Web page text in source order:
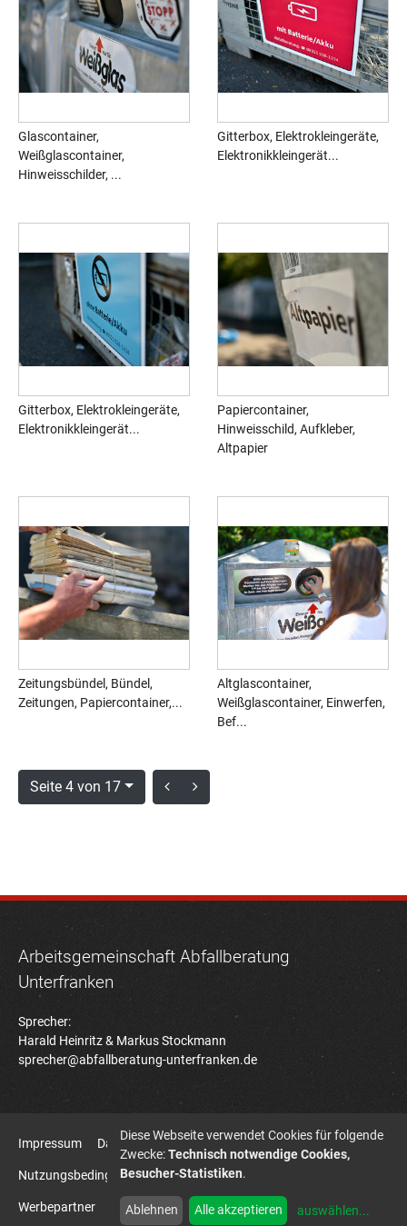
Glascontainer,
Weißglascontainer,
Hinweisschilder, ...
Gitterbox, Elektrokleingeräte,
Elektronikkleingerät...
Gitterbox, Elektrokleingeräte,
Elektronikkleingerät...
Papiercontainer,
Hinweisschild, Aufkleber,
Altpapier
Zeitungsbündel, Bündel,
Zeitungen, Papiercontainer,...
Altglascontainer,
Weißglascontainer, Einwerfen,
Bef...
Seite 4 von 17
Arbeitsgemeinschaft Abfallberatung
Unterfranken
Sprecher:
Harald Heinritz & Markus Stockmann
sprecher@abfallberatung-unterfranken.de
Impressum Datenschutz
Nutzungsbedingungen Bildatenbank Sitemap
Werbepartner HD7B Agentur für Kommunikation
Diese Webseite verwendet Cookies für folgende
Zwecke:Technisch notwendige Cookies,
Besucher-Statistiken.
Ablehnen Alle akzeptieren auswählen...